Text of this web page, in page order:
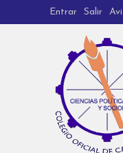
Entrar Salir